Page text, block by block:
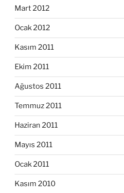
Mart 2012
Ocak 2012
Kasım 2011
Ekim 2011
Ağustos 2011
Temmuz 2011
Haziran 2011
Mayıs 2011
Ocak 2011
Kasım 2010